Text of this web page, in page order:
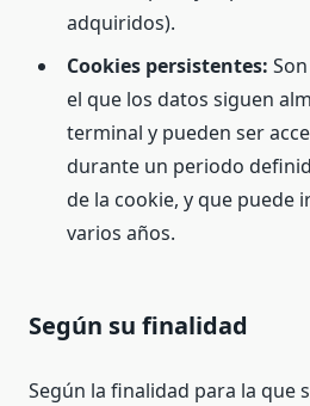
adquiridos).
Cookies persistentes:
el que los datos siguen
terminal y pueden ser
durante un periodo
de la cookie, y que puede
varios años.
Según su finalidad
Según la finalidad para la que